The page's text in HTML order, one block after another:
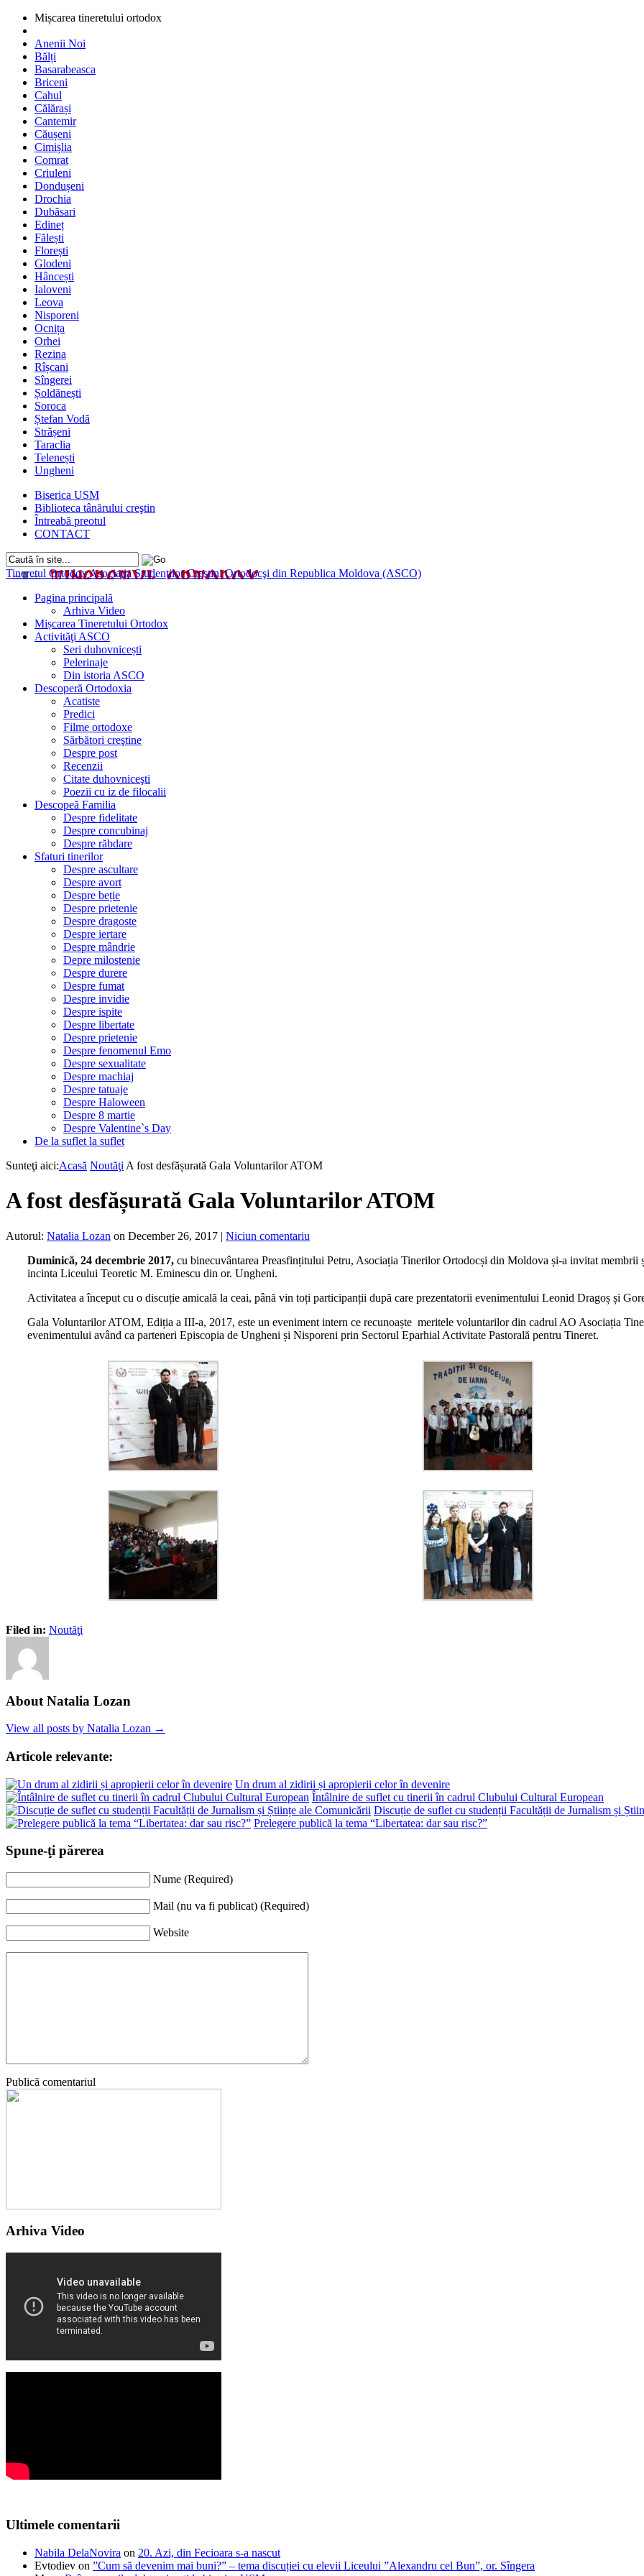
Mișcarea tineretului ortodox
Anenii Noi
Bălți
Basarabeasca
Briceni
Cahul
Călărași
Cantemir
Căușeni
Cimișlia
Comrat
Criuleni
Dondușeni
Drochia
Dubăsari
Edineț
Fălești
Florești
Glodeni
Hâncești
Ialoveni
Leova
Nisporeni
Ocnița
Orhei
Rezina
Rîșcani
Sîngerei
Șoldănești
Soroca
Ștefan Vodă
Strășeni
Taraclia
Telenești
Ungheni
Biserica USM
Biblioteca tânărului creştin
Întreabă preotul
CONTACT
Tineretul OrtodoxAsociaţia Studenţilor Creştini Ortodocşi din Republica Moldova (ASCO)
Pagina principală
Arhiva Video
Mișcarea Tineretului Ortodox
Activităţi ASCO
Seri duhovnicești
Pelerinaje
Din istoria ASCO
Descoperă Ortodoxia
Acatiste
Predici
Filme ortodoxe
Sărbători creştine
Despre post
Recenzii
Citate duhovniceşti
Poezii cu iz de filocalii
Descopeă Familia
Despre fidelitate
Despre concubinaj
Despre răbdare
Sfaturi tinerilor
Despre ascultare
Despre avort
Despre beție
Despre prietenie
Despre dragoste
Despre iertare
Despre mândrie
Depre milostenie
Despre durere
Despre fumat
Despre invidie
Despre ispite
Despre libertate
Despre prietenie
Despre fenomenul Emo
Despre sexualitate
Despre machiaj
Despre tatuaje
Despre Haloween
Despre 8 martie
Despre Valentine`s Day
De la suflet la suflet
Sunteţi aici:Acasă Noutăţi A fost desfășurată Gala Voluntarilor ATOM
A fost desfășurată Gala Voluntarilor ATOM
Autorul: Natalia Lozan on December 26, 2017 | Niciun comentariu
Duminică, 24 decembrie 2017, cu binecuvântarea Preasfințitului Petru, Asociația Tinerilor Ortodocși din Moldova și-a invitat
incinta Liceului Teoretic M. Eminescu din or. Ungheni.
Activitatea a început cu o discuție amicală la ceai, până vin toți participanții după care prezentatorii evenimentului Leonid Dragoș și
Gala Voluntarilor ATOM, Ediția a III-a, 2017, este un eveniment intern ce recunoaște meritele voluntarilor din cadrul AO Asociația
evenimentului având ca parteneri Episcopia de Ungheni și Nisporeni prin Sectorul Eparhial Activitate Pastorală pentru Tineret.
Filed in: Noutăţi
About Natalia Lozan
View all posts by Natalia Lozan →
Articole relevante:
Un drum al zidirii și apropierii celor în devenire
Întâlnire de suflet cu tinerii în cadrul Clubului Cultural European
Discuție de suflet cu studenții Facultății de Jurnalism și
Prelegere publică la tema “Libertatea: dar sau risc?”
Spune-ţi părerea
Nume (Required)
Mail (nu va fi publicat) (Required)
Website
Publică comentariul
Arhiva Video
Ultimele comentarii
Nabila DelaNovira on 20. Azi, din Fecioara s-a nascut
Evtodiev on ”Cum să devenim mai buni?” – tema discuției cu elevii Liceului ”Alexandru cel Bun”, or. Sîngera